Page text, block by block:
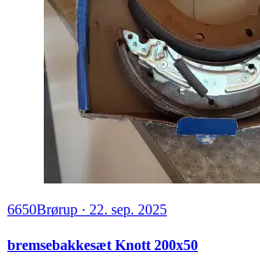
6650Brørup · 22. sep. 2025
bremsebakkesæt Knott 200x50